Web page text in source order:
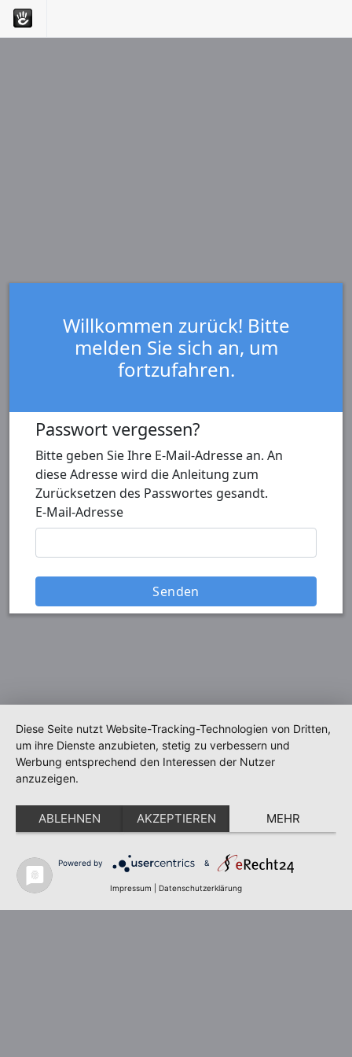
Willkommen zurück! Bitte
melden Sie sich an, um
fortzufahren.
Passwort vergessen?
Bitte geben Sie Ihre E-Mail-Adresse an. An
diese Adresse wird die Anleitung zum
Zurücksetzen des Passwortes gesandt.
E-Mail-Adresse
Senden
Diese Seite nutzt Website-Tracking-Technologien von Dritten,
um ihre Dienste anzubieten, stetig zu verbessern und
Werbung entsprechend den Interessen der Nutzer
anzuzeigen.
ABLEHNEN AKZEPTIEREN MEHR
Powered by &
Impressum Datenschutzerklärung